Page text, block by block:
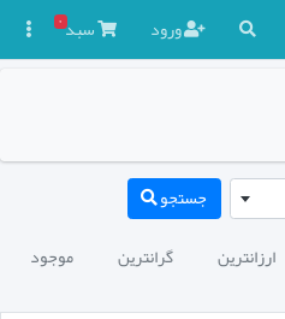
ورود سبد۰
جستجو
ارزانترین گرانترین موجود